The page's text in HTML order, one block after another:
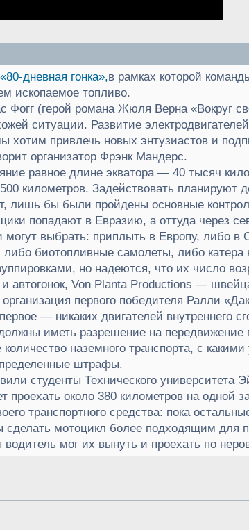
дневная гонка»,в рамках которой
ископаемое топливо.
Фогг (герой романа Жюля Верна «Вокруг
ситуации. Развитие
хотим привлечь новых энтузиастов и
организатор Фрэнк Мандерс.
равное длине экватора — 40 тысяч
километров. Задействовать планируют
лишь бы были пройдены основные
попадают в Евразию, а оттуда через
могут выбрать: приплыть в Европу, либо
биотопливные самолеты, либо
но надеются, что их число
и автогонок, Von Planta Productions —
первого победителя Ралли
— никаких двигателей внутреннего
иметь разрешение на
количество наземного транспорта, с
штрафы.
студенты Технического
проехать около 380 километров на одной
транспортного средства: пока
мотоцикл более подходящим для
мог их вынуть и проехать по